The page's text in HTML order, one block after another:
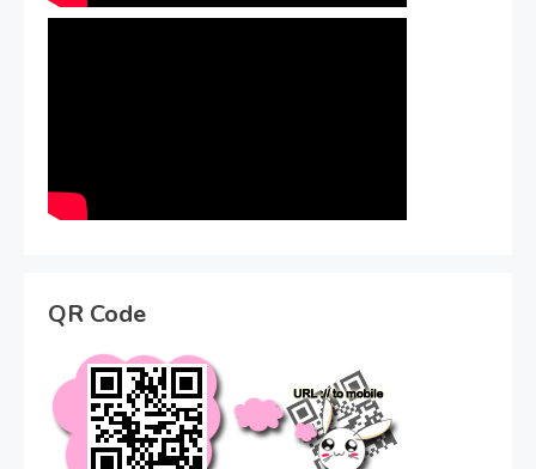
QR Code